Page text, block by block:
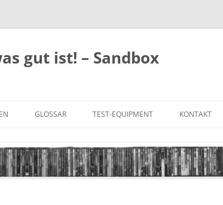
gut ist! – Sandbox
GLOSSAR
BILD & TON
TEST-EQUIPMENT KONTAKT
IMPRESSUM